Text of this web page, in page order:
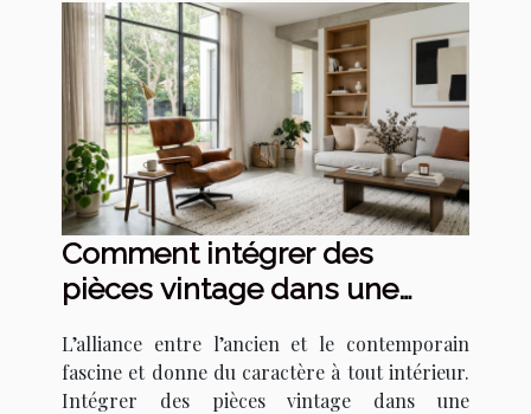
Comment intégrer des
pièces vintage dans une
L’alliance entre l’ancien et le contemporain
fascine et donne du caractère à tout intérieur.
Intégrer des pièces vintage dans une